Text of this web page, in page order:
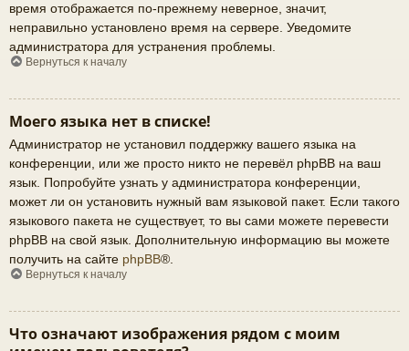
время отображается по-прежнему неверное, значит,
неправильно установлено время на сервере. Уведомите
администратора для устранения проблемы.
Вернуться к началу
Моего языка нет в списке!
Администратор не установил поддержку вашего языка на
конференции, или же просто никто не перевёл phpBB на ваш
язык. Попробуйте узнать у администратора конференции,
может ли он установить нужный вам языковой пакет. Если такого
языкового пакета не существует, то вы сами можете перевести
phpBB на свой язык. Дополнительную информацию вы можете
получить на сайте phpBB®.
Вернуться к началу
Что означают изображения рядом с моим